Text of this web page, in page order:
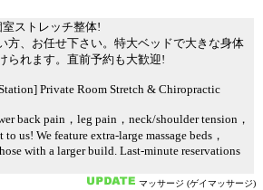
室ストレッチ整体!
方、お任せ下さい。特大ベッドで大きな身体
られます。直前予約も大歓迎!
Private Room Stretch & Chiropractic
back pain，leg pain，neck/shoulder tension，
us! We feature extra-large massage beds，
with a larger build. Last-minute reservations
マッサージ (ゲイマッサージ)